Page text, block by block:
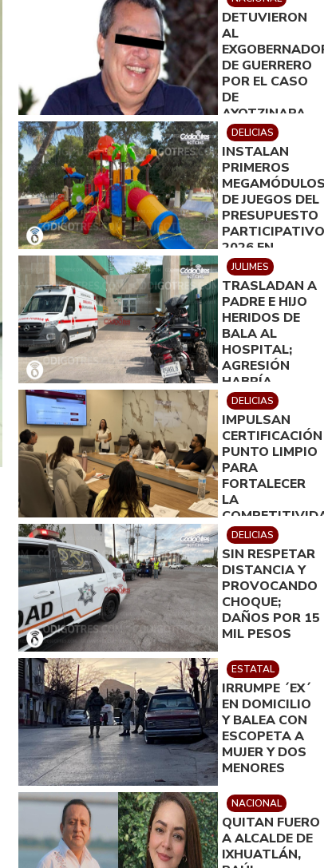
CARPETAS EN
EL PRIMER
SEMESTRE:
FICOSEC
DETUVIERON
AL
EXGOBERNADOR
DE GUERRERO
POR EL CASO
DE
AYOTZINAPA
DELICIAS
INSTALAN
PRIMEROS
MEGAMÓDULOS
DE JUEGOS DEL
PRESUPUESTO
PARTICIPATIVO
2026 EN
DELICIAS
JULIMES
TRASLADAN A
PADRE E HIJO
HERIDOS DE
BALA AL
HOSPITAL;
AGRESIÓN
HABRÍA
OCURRIDO
TRAS
DISPUTA POR
TERRENOS EN
JULIMES
DELICIAS
IMPULSAN
CERTIFICACIÓN
PUNTO LIMPIO
PARA
FORTALECER
LA
TURÍSTICA EN
DELICIAS
DELICIAS
SIN RESPETAR
DISTANCIA Y
PROVOCANDO
CHOQUE;
DAÑOS POR 15
MIL PESOS
ESTATAL
IRRUMPE ´EX´
EN DOMICILIO
Y BALEA CON
ESCOPETA A
MUJER Y DOS
MENORES
NACIONAL
QUITAN FUERO
A ALCALDE DE
IXHUATLÁN,